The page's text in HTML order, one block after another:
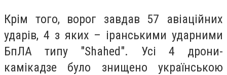
Крім того, ворог завдав 57 авіаційних
ударів, 4 з яких – іранськими ударними
БпЛА типу "Shahed". Усі 4 дрони-
камікадзе було знищено українською